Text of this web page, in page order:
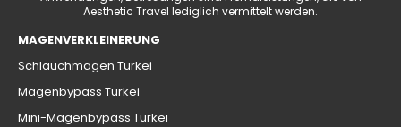
Aesthetic Travel lediglich vermittelt werden.
MAGENVERKLEINERUNG
Schlauchmagen Turkei
Magenbypass Turkei
Mini-Magenbypass Turkei